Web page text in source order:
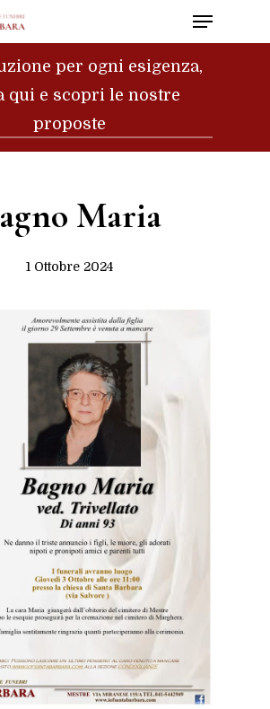
Menu
per ogni esigenza,
qui e scopri le nostre
proposte
Maria
1 Ottobre 2024